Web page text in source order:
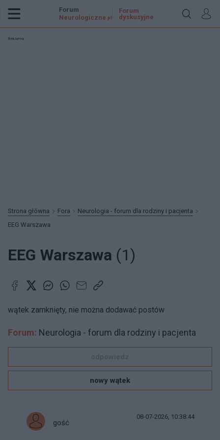
Forum
Neurologiczne .pl
Forum
dyskusyjne
Reklama:
Strona główna Fora
Neurologia - forum dla rodziny i pacjenta
EEG Warszawa
EEG Warszawa (1)
wątek zamknięty, nie można dodawać postów
Forum: Neurologia - forum dla rodziny i pacjenta
nowy wątek
gość
08-07-2026, 10:38:44